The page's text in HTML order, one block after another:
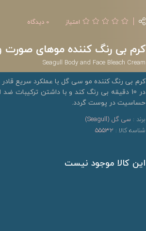
امتیاز 0 دیدگاه
کرم بی رنگ کننده موهای
Seagull Body and Face Bleach Cream
کرم بی رنگ کننده مو سی گل با عملکرد سریع
در 10 دقیقه بی رنگ کند و با داشتن ترکیبات
حساسیت در پوست گردد.
برند : سی گل (Seagull)
شناسه کالا : 55532
این کالا موجود نیست